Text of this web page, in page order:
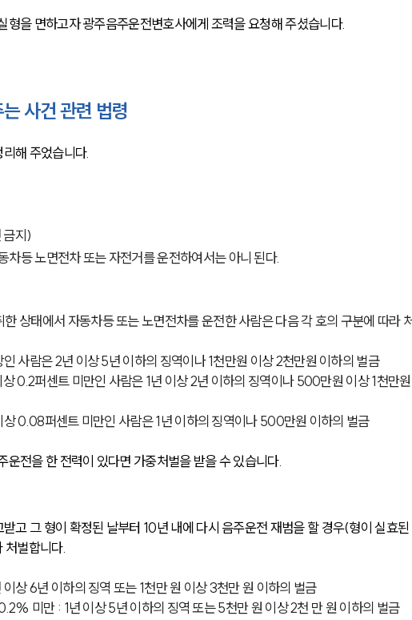
을 면하고자 광주음주운전변호사에게 조력을 요청해 주셨습니다.
사건 관련 법령
해 주었습니다.
금지)
등 노면전차 또는 자전거를 운전하여서는 아니 된다.
상태에서 자동차등 또는 노면전차를 운전한 사람은 다음 각 호의 구분에 따라
사람은 2년 이상 5년 이하의 징역이나 1천만원 이상 2천만원 이하의 벌금
0.2퍼센트 미만인 사람은 1년 이상 2년 이하의 징역이나 500만원 이상 1천만원
0.08퍼센트 미만인 사람은 1년 이하의 징역이나 500만원 이하의 벌금
운전을 한 전력이 있다면 가중처벌을 받을 수 있습니다.
고 그 형이 확정된 날부터 10년 내에 다시 음주운전 재범을 할 경우(형이 실효
처벌합니다.
상 6년 이하의 징역 또는 1천만 원 이상 3천만 원 이하의 벌금
미만 : 1년 이상 5년 이하의 징역 또는 5천만 원 이상 2천 만 원 이하의 벌금